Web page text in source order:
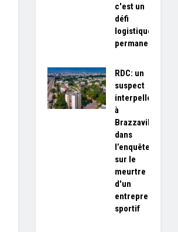
c'est un
défi
logistique
permanent»
RDC: un
suspect
interpellé
à
Brazzaville
dans
l’enquête
sur le
meurtre
d'un
entrepreneur
sportif